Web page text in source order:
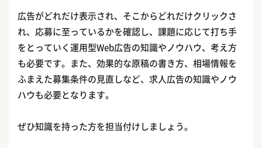
広告がどれだけ表示され、そこからどれだけクリックさ
れ、応募に至っているかを確認し、課題に応じて打ち手
をとっていく運用型Web広告の知識やノウハウ、考え方
も必要です。また、効果的な原稿の書き方、相場情報を
ふまえた募集条件の見直しなど、求人広告の知識やノウ
ハウも必要となります。
ぜひ知識を持った方を担当付けしましょう。